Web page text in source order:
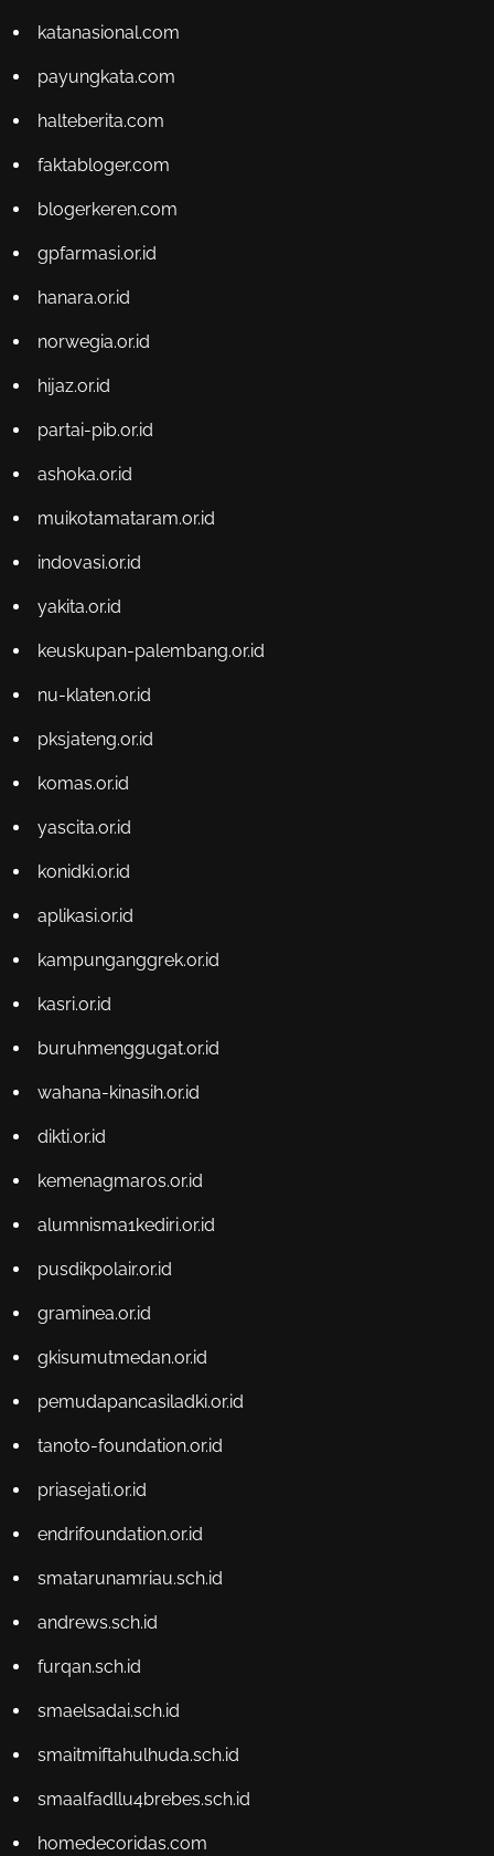
katanasional.com
payungkata.com
halteberita.com
faktabloger.com
blogerkeren.com
gpfarmasi.or.id
hanara.or.id
norwegia.or.id
hijaz.or.id
partai-pib.or.id
ashoka.or.id
muikotamataram.or.id
indovasi.or.id
yakita.or.id
keuskupan-palembang.or.id
nu-klaten.or.id
pksjateng.or.id
komas.or.id
yascita.or.id
konidki.or.id
aplikasi.or.id
kampunganggrek.or.id
kasri.or.id
buruhmenggugat.or.id
wahana-kinasih.or.id
dikti.or.id
kemenagmaros.or.id
alumnisma1kediri.or.id
pusdikpolair.or.id
graminea.or.id
gkisumutmedan.or.id
pemudapancasiladki.or.id
tanoto-foundation.or.id
priasejati.or.id
endrifoundation.or.id
smatarunamriau.sch.id
andrews.sch.id
furqan.sch.id
smaelsadai.sch.id
smaitmiftahulhuda.sch.id
smaalfadllu4brebes.sch.id
homedecoridas.com